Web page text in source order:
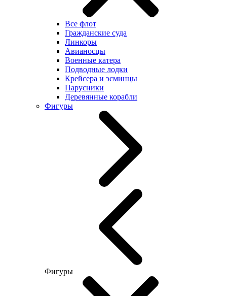
Все флот
Гражданские суда
Линкоры
Авианосцы
Военные катера
Подводные лодки
Крейсера и эсминцы
Парусники
Деревянные корабли
Фигуры
Фигуры